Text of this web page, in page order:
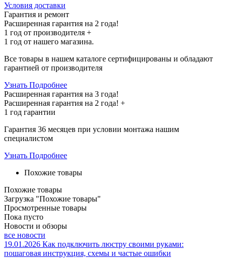
Условия доставки
Гарантия и ремонт
Расширенная гарантия на 2 года!
1 год от производителя +
1 год от нашего магазина.
Все товары в нашем каталоге сертифицированы и обладают
гарантией от производителя
Узнать Подробнее
Расширенная гарантия на 3 года!
Расширенная гарантия на 2 года! +
1 год гарантии
Гарантия 36 месяцев при условии монтажа нашим
специалистом
Узнать Подробнее
Похожие товары
Похожие товары
Загрузка "Похожие товары"
Просмотренные товары
Пока пусто
Новости и обзоры
все новости
19.01.2026 Как подключить люстру своими руками:
пошаговая инструкция, схемы и частые ошибки